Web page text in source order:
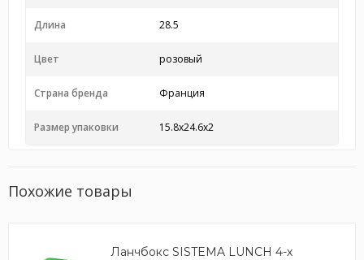
Длина 28.5
Цвет розовый
Страна бренда Франция
Размер упаковки 15.8x24.6x2
Похожие товары
Ланчбокс SISTEMA LUNCH 4-х